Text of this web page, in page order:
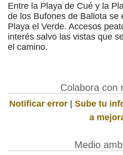
Entre la Playa de Cué y la
de los Bufones de Ballota se
Playa el Verde. Accesos
interés salvo las vistas que
el camino.
Colabora con
Notificar error | Sube tu
a
Medio